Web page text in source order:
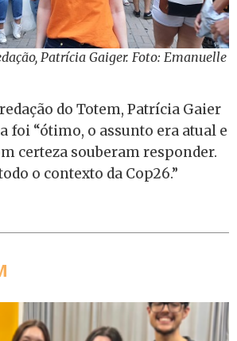
Patrícia Gaiger. Foto: Emanuelle
do Totem, Patrícia Gaier
foi “ótimo, o assunto era atual e
certeza souberam responder.
o contexto da Cop26.”